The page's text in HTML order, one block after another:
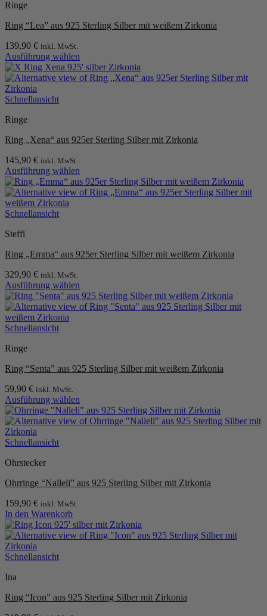
mehrere
auf.
Optionen
können
auf
der
Produktseite
gewählt
Ringe
Ring “Lea” aus 925 Sterling Silber mit weißem Zirkonia
139,90 € inkl. MwSt.
Ausführung wählen
Dieses
Produkt
weist
mehrere
auf.
Optionen
auf
der
Produktseite
gewählt
werden
Schnellansicht
Ringe
Ring „Xena“ aus 925er Sterling Silber mit Zirkonia
145,90 € inkl. MwSt.
Ausführung wählen
Dieses
Produkt
weist
mehrere
auf.
Optionen
auf
der
Produktseite
gewählt
werden
Schnellansicht
Steffi
Ring „Emma“ aus 925er Sterling Silber mit weißem Zirkonia
329,90 € inkl. MwSt.
Ausführung wählen
Dieses
Produkt
weist
mehrere
auf.
Optionen
auf
der
Produktseite
gewählt
werden
Schnellansicht
Ringe
Ring “Senta” aus 925 Sterling Silber mit weißem Zirkonia
59,90 € inkl. MwSt.
Ausführung wählen
Dieses
Produkt
weist
mehrere
auf.
Optionen
auf
der
Produktseite
gewählt
werden
Schnellansicht
Ohrstecker
Ohrringe “Nalleli” aus 925 Sterling Silber mit Zirkonia
159,90 € inkl. MwSt.
In den Warenkorb
Schnellansicht
Ina
Ring “Icon” aus 925 Sterling Silber mit Zirkonia